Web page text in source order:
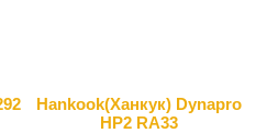
Hankook(Ханкук) Dynapro
HP2 RA33